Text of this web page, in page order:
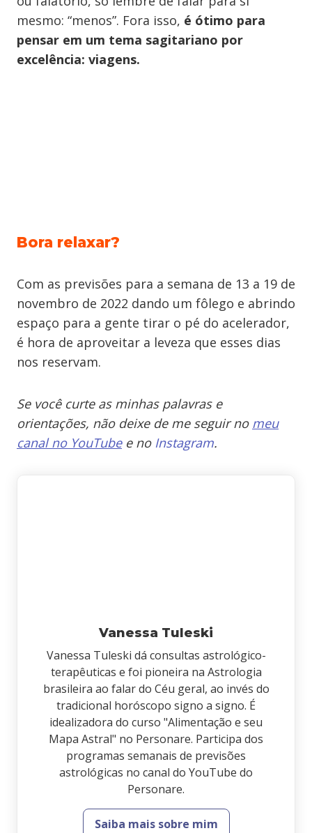
mesmo: “menos”. Fora isso, é ótimo para
pensar em um tema sagitariano por
excelência: viagens.
Bora relaxar?
Com as previsões para a semana de 13 a 19 de
novembro de 2022 dando um fôlego e abrindo
espaço para a gente tirar o pé do acelerador,
é hora de aproveitar a leveza que esses dias
nos reservam.
Se você curte as minhas palavras e
orientações, não deixe de me seguir no meu
canal no YouTubee no Instagram.
Vanessa Tuleski
Vanessa Tuleski dá consultas astrológico-
terapêuticas e foi pioneira na Astrologia
brasileira ao falar do Céu geral, ao invés do
tradicional horóscopo signo a signo. É
idealizadora do curso "Alimentação e seu
Mapa Astral" no Personare. Participa dos
programas semanais de previsões
astrológicas no canal do YouTube do
Personare.
Saiba mais sobre mim